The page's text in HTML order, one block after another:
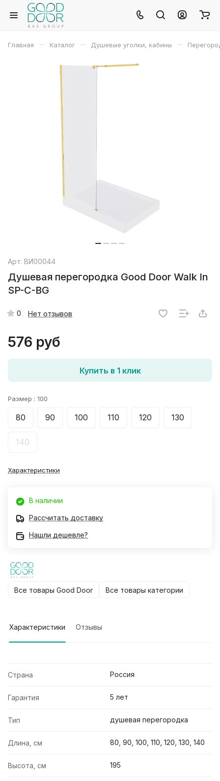
Главная – Каталог – Душевые уголки, кабины –
Арт. ВИ00044
Душевая перегородка Good Door Walk In
SP-C-BG
0 Нет отзывов
576 руб
Купить в 1 клик
Размер : 100
80 90 100 110 120 130
140
Характеристики
В наличии
Рассчитать доставку
Нашли дешевле?
Все товары Good Door Все товары категории
Характеристики Отзывы
Страна Россия
Гарантия 5 лет
Тип душевая перегородка
Длина, см 80, 90, 100, 110, 120, 130, 140
Высота, см 195